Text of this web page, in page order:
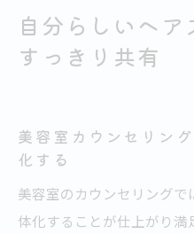
自分らしいヘ
すっきり共有
美容室カウンセリン
化する
美容室のカウンセリング
体化することが仕上がり満